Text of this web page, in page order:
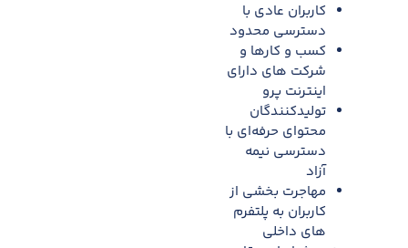
کاربران عادی با
دسترسی محدود
کسب و کارها و
شرکت های دارای
اینترنت پرو
تولیدکنندگان
محتوای حرفه‌ای با
دسترسی نیمه
آزاد
مهاجرت بخشی از
کاربران به پلتفرم
های داخلی